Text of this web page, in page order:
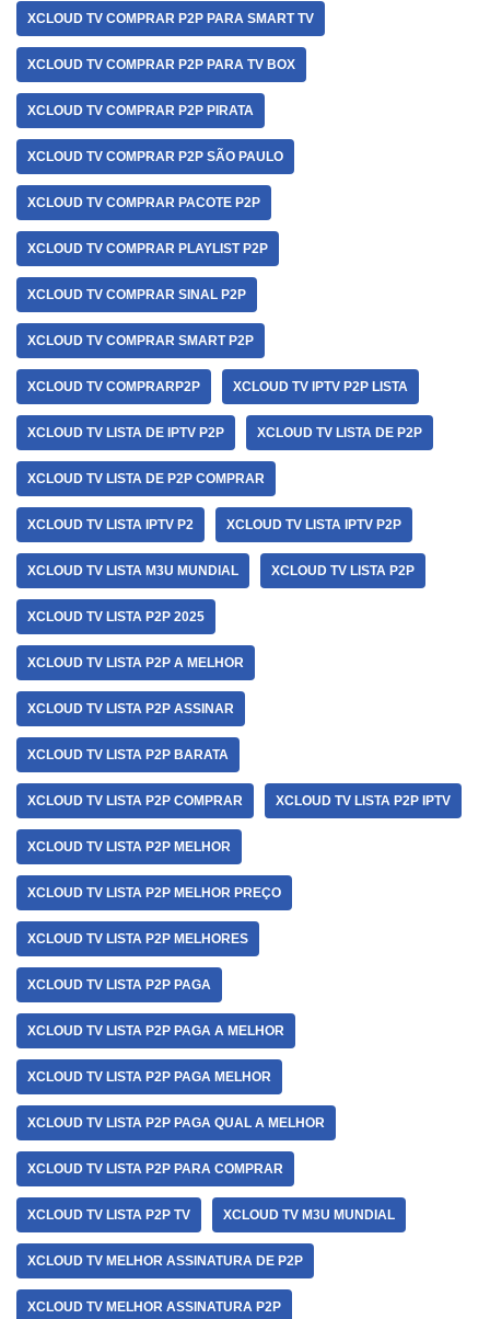
XCLOUD TV COMPRAR P2P PARA SMART TV
XCLOUD TV COMPRAR P2P PARA TV BOX
XCLOUD TV COMPRAR P2P PIRATA
XCLOUD TV COMPRAR P2P SÃO PAULO
XCLOUD TV COMPRAR PACOTE P2P
XCLOUD TV COMPRAR PLAYLIST P2P
XCLOUD TV COMPRAR SINAL P2P
XCLOUD TV COMPRAR SMART P2P
XCLOUD TV COMPRARP2P XCLOUD TV IPTV P2P LISTA
XCLOUD TV LISTA DE IPTV P2P XCLOUD TV LISTA DE P2P
XCLOUD TV LISTA DE P2P COMPRAR
XCLOUD TV LISTA IPTV P2 XCLOUD TV LISTA IPTV P2P
XCLOUD TV LISTA M3U MUNDIAL XCLOUD TV LISTA P2P
XCLOUD TV LISTA P2P 2025
XCLOUD TV LISTA P2P A MELHOR
XCLOUD TV LISTA P2P ASSINAR
XCLOUD TV LISTA P2P BARATA
XCLOUD TV LISTA P2P COMPRAR XCLOUD TV LISTA P2P IPTV
XCLOUD TV LISTA P2P MELHOR
XCLOUD TV LISTA P2P MELHOR PREÇO
XCLOUD TV LISTA P2P MELHORES
XCLOUD TV LISTA P2P PAGA
XCLOUD TV LISTA P2P PAGA A MELHOR
XCLOUD TV LISTA P2P PAGA MELHOR
XCLOUD TV LISTA P2P PAGA QUAL A MELHOR
XCLOUD TV LISTA P2P PARA COMPRAR
XCLOUD TV LISTA P2P TV XCLOUD TV M3U MUNDIAL
XCLOUD TV MELHOR ASSINATURA DE P2P
XCLOUD TV MELHOR ASSINATURA P2P